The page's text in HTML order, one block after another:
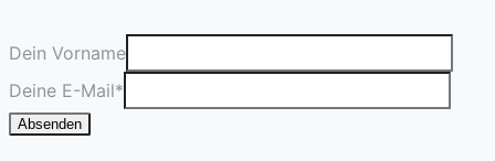
Dein Vorname
Deine E-Mail*
Absenden